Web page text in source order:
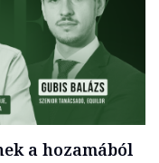
a hozamából